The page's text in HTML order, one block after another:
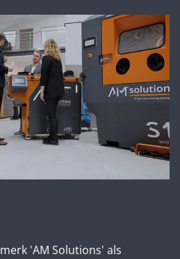
'AM Solutions' als